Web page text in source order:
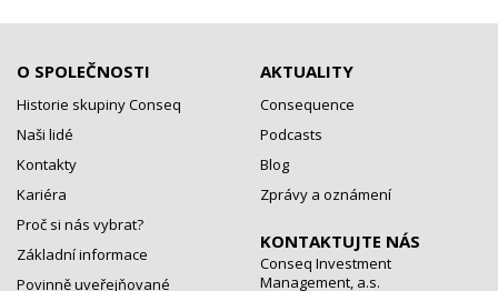
O SPOLEČNOSTI
Historie skupiny Conseq
Naši lidé
Kontakty
Kariéra
Proč si nás vybrat?
Základní informace
Povinně uveřejňované
AKTUALITY
Consequence
Podcasts
Blog
Zprávy a oznámení
KONTAKTUJTE NÁS
Conseq Investment
Management, a.s.